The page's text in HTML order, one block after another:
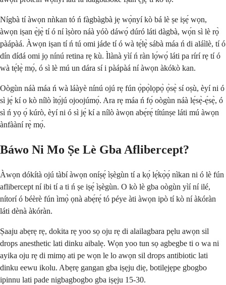
Nígbà tí àwọn nǹkan tó ń fàgbàgbà jẹ wọ̀nyí kò bá lè ṣe iṣẹ́ wọn,
àwọn iṣan ẹ̀jẹ̀ tí ó ní ìṣòro náà yóò dáwọ́ dúró láti dàgbà, wọ́n sì lè rọ̀
pàápàá. Àwọn iṣan tí ń tú omi jáde tí ó wà tẹ́lẹ̀ sábà máa ń di aláìlè, tí ó
dín dídá omi jọ nínú retina rẹ kù. Ìlànà yìí ń ràn lọ́wọ́ láti pa rírí rẹ tí ó
wà tẹ́lẹ̀ mọ́, ó sì lè mú un dára sí i pàápàá ní àwọn àkókò kan.
Oògùn náà máa ń wà láàyè nínú ojú rẹ fún ọ̀pọ̀lọpọ̀ ọ̀sẹ̀ sí oṣù, èyí ni ó
sì jẹ́ kí o kò nílò ìtọ́jú ojoojúmọ́. Ara rẹ máa ń fọ́ oògùn náà lẹ́sẹ̀-ẹ́sẹ̀, ó
sì ń yọ ọ́ kúrò, èyí ni ó sì jẹ́ kí a nílò àwọn abẹ́rẹ́ títúnṣe láti mú àwọn
ànfààní rẹ̀ mọ́.
Báwo Ni Mo Ṣe Lè Gba Aflibercept?
Àwọn dókítà ojú tàbí àwọn oníṣẹ́ ìṣègùn tí a kọ́ lẹ́kọ̀ọ́ nìkan ni ó lè fún
aflibercept ní ibi tí a ti ń ṣe iṣẹ́ ìṣègùn. O kò lè gba oògùn yìí ní ilé,
nítorí ó béèrè fún ìmọ̀ ọnà abẹ́rẹ́ tó péye àti àwọn ipò tí kò ní àkóràn
láti dènà àkóràn.
Ṣaaju abẹrẹ rẹ, dokita rẹ yoo sọ oju rẹ di alailagbara pẹlu awọn sil
drops anesthetic lati dinku aibalẹ. Wọn yoo tun sọ agbegbe ti o wa ni
ayika oju rẹ di mimọ ati pe wọn le lo awọn sil drops antibiotic lati
dinku eewu ikolu. Abẹrẹ gangan gba iṣẹju diẹ, botilẹjẹpe gbogbo
ipinnu lati pade nigbagbogbo gba iṣẹju 15-30.